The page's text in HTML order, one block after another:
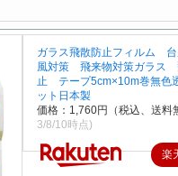
ガラス飛散防止フィルム
風対策 飛来物対策ガラス
止 テープ5cm×10m巻無色
ット日本製
価格：1,760円（税込、送料
3/8/10時点)
楽